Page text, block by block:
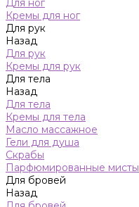
Для ног
Кремы для ног
Для рук
Назад
Для рук
Кремы для рук
Для тела
Назад
Для тела
Кремы для тела
Масло массажное
Гели для душа
Скрабы
Парфюмированные мисты
Для бровей
Назад